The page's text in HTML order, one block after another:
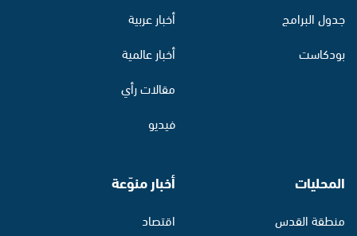
جدول البرامج
بودكاست
أخبار عربية
أخبار عالمية
مقالات رأي
فيديو
المحليات
منطقة القدس
أخبار منوّعة
اقتصاد